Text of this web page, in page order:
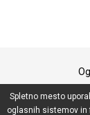
Spletno mesto
oglasnih sistemov in